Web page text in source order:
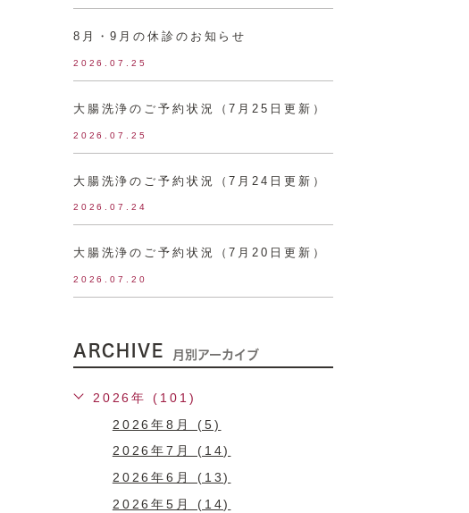
8月・9月の休診のお知らせ
2026.07.25
大腸洗浄のご予約状況（7月25日更新）
2026.07.25
大腸洗浄のご予約状況（7月24日更新）
2026.07.24
大腸洗浄のご予約状況（7月20日更新）
2026.07.20
ARCHIVE 月別アーカイブ
2026年 (101)
2026年8月 (5)
2026年7月 (14)
2026年6月 (13)
2026年5月 (14)